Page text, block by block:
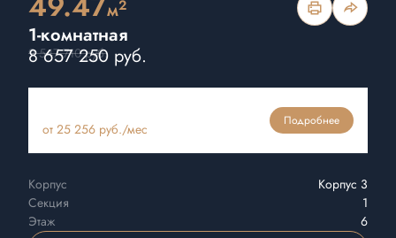
м2
1-комнатная
9 547 710 руб.
8 657 250 руб.
от 25 256 руб./мес
Подробнее
Корпус
Корпус 3
Секция
1
Этаж
6